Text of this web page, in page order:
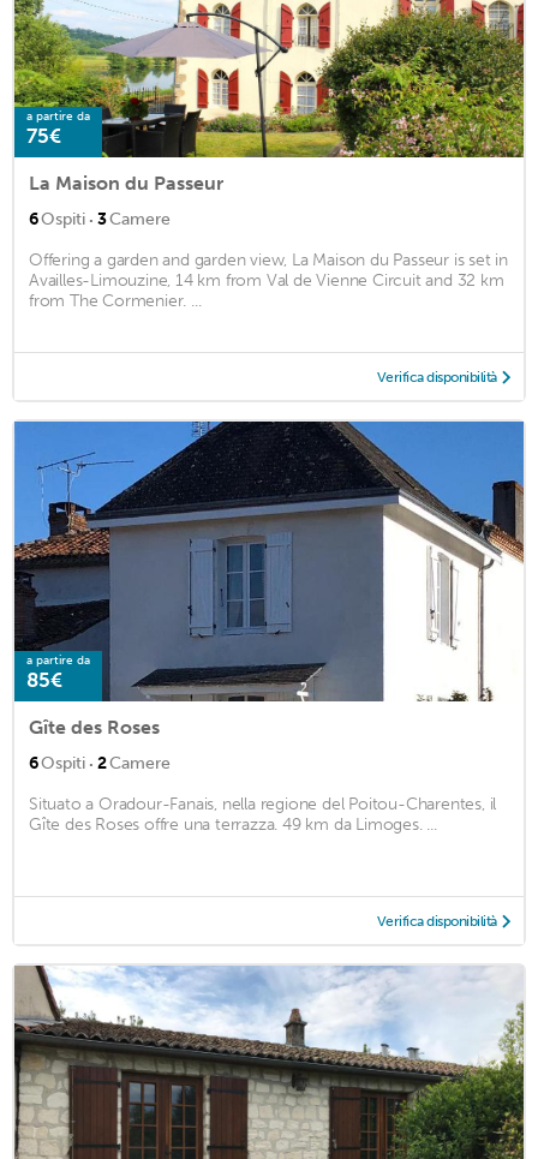
a partire da
75€
La Maison du Passeur
6Ospiti · 3Camere
Offering a garden and garden view, La Maison du Passeur is set in
Availles-Limouzine, 14 km from Val de Vienne Circuit and 32 km
from The Cormenier. ...
Verifica disponibilità
a partire da
85€
Gîte des Roses
6Ospiti · 2Camere
Situato a Oradour-Fanais, nella regione del Poitou-Charentes, il
Gîte des Roses offre una terrazza. 49 km da Limoges. ...
Verifica disponibilità